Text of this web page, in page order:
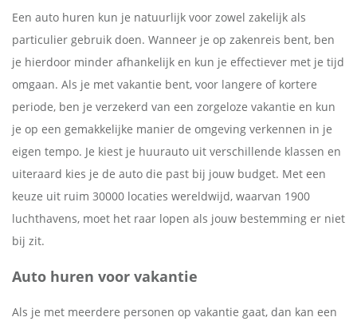
Een auto huren kun je natuurlijk voor zowel zakelijk als
particulier gebruik doen. Wanneer je op zakenreis bent, ben
je hierdoor minder afhankelijk en kun je effectiever met je tijd
omgaan. Als je met vakantie bent, voor langere of kortere
periode, ben je verzekerd van een zorgeloze vakantie en kun
je op een gemakkelijke manier de omgeving verkennen in je
eigen tempo. Je kiest je huurauto uit verschillende klassen en
uiteraard kies je de auto die past bij jouw budget. Met een
keuze uit ruim 30000 locaties wereldwijd, waarvan 1900
luchthavens, moet het raar lopen als jouw bestemming er niet
bij zit.
Auto huren voor vakantie
Als je met meerdere personen op vakantie gaat, dan kan een